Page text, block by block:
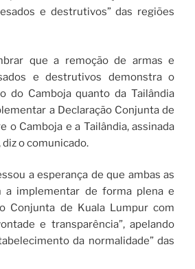
​​e destrutivos” das regiões
que a remoção de armas e
​​e destrutivos demonstra o
do Camboja quanto da Tailândia
a Declaração Conjunta de
o Camboja e a Tailândia, assinada
o comunicado.
a esperança de que ambas as
a implementar de forma plena e
Conjunta de Kuala Lumpur com
e transparência”, apelando
da normalidade” das